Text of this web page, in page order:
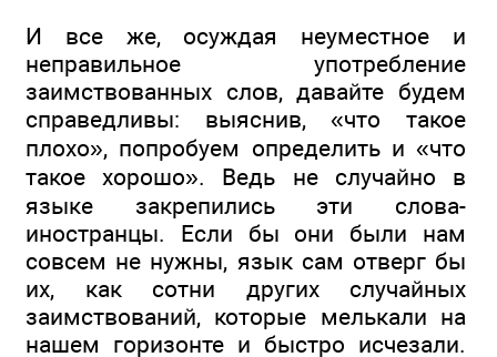
И все же, осуждая неуместное и
неправильное употребление
заимствованных слов, давайте будем
справедливы: выяснив, «что такое
плохо», попробуем определить и «что
такое хорошо». Ведь не случайно в
языке закрепились эти слова-
иностранцы. Если бы они были нам
совсем не нужны, язык сам отверг бы
их, как сотни других случайных
заимствований, которые мелькали на
нашем горизонте и быстро исчезали.